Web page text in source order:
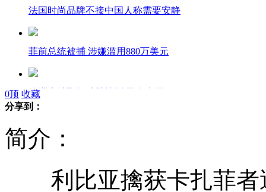
法国时尚品牌不接中国人称需要安静
菲前总统被捕 涉嫌滥用880万美元
澳洲失踪飞机残骸找到 无人生还
西安砸日系车主颅骨嫌犯被正式刑拘
擒卡扎菲者遭绑架被殴打虐待致死
0顶 收藏
分享到：
简介：
利比亚擒获卡扎菲者